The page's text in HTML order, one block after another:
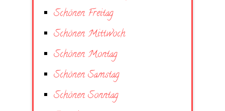
Schönen Freitag
Schönen Mittwoch
Schönen Montag
Schönen Samstag
Schönen Sonntag